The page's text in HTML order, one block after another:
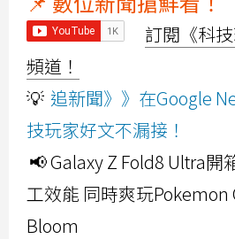
訂閱《科
頻道！
💡 追新聞》》在Google
技玩家好文不漏接！
📢 Galaxy Z Fold8 Ultra開
工效能 同時爽玩Pokemon
Bloom